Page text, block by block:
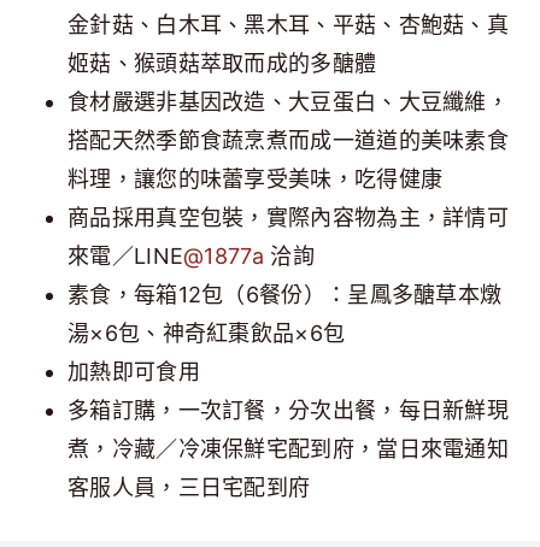
金針菇、白木耳、黑木耳、平菇、杏鮑菇、真
姬菇、猴頭菇萃取而成的多醣體
食材嚴選非基因改造、大豆蛋白、大豆纖維，
搭配天然季節食蔬烹煮而成一道道的美味素食
料理，讓您的味蕾享受美味，吃得健康
商品採用真空包裝，實際內容物為主，詳情可
來電／LINE@1877a 洽詢
素食，每箱12包（6餐份）：呈鳳多醣草本燉
湯×6包、神奇紅棗飲品×6包
加熱即可食用
多箱訂購，一次訂餐，分次出餐，每日新鮮現
煮，冷藏／冷凍保鮮宅配到府，當日來電通知
客服人員，三日宅配到府